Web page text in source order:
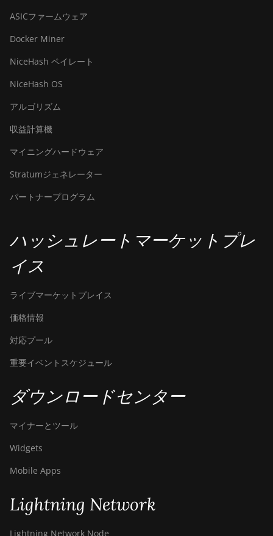
ASICファームウェア
Docker Miner
NiceHash ペイレート
NiceHash OS
アルゴリズム
収益計算機
マイニングハードウェア
Stratumジェネレーター
パートナープログラム
ハッシュレートマーケットプレ
イス
ライブマーケットプレイス
価格情報
対応プール
重要イベントスケジュール
ダウンロードセンター
マイナーとツール
Widgets
Mobile Apps
Lightning Network
Lightning Network Node